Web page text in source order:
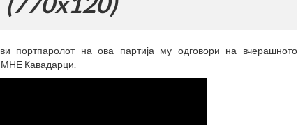
на ова партија му одговори на вчерашното
Кавадарци.